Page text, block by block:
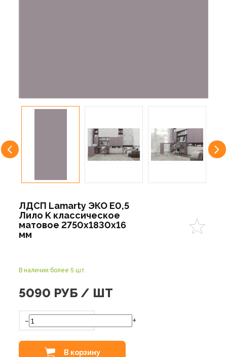
ЛДСП Lamarty ЭКО E0,5
Лило K классическое
матовое 2750х1830х16
мм
В наличии более 5 шт.
5090 РУБ / ШТ
- +
В корзину